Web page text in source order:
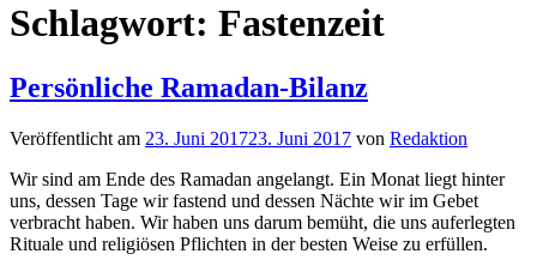
Schlagwort: Fastenzeit
Persönliche Ramadan-Bilanz
Veröffentlicht am 23. Juni 201723. Juni 2017 von Redaktion
Wir sind am Ende des Ramadan angelangt. Ein Monat liegt hinter
uns, dessen Tage wir fastend und dessen Nächte wir im Gebet
verbracht haben. Wir haben uns darum bemüht, die uns auferlegten
Rituale und religiösen Pflichten in der besten Weise zu erfüllen.